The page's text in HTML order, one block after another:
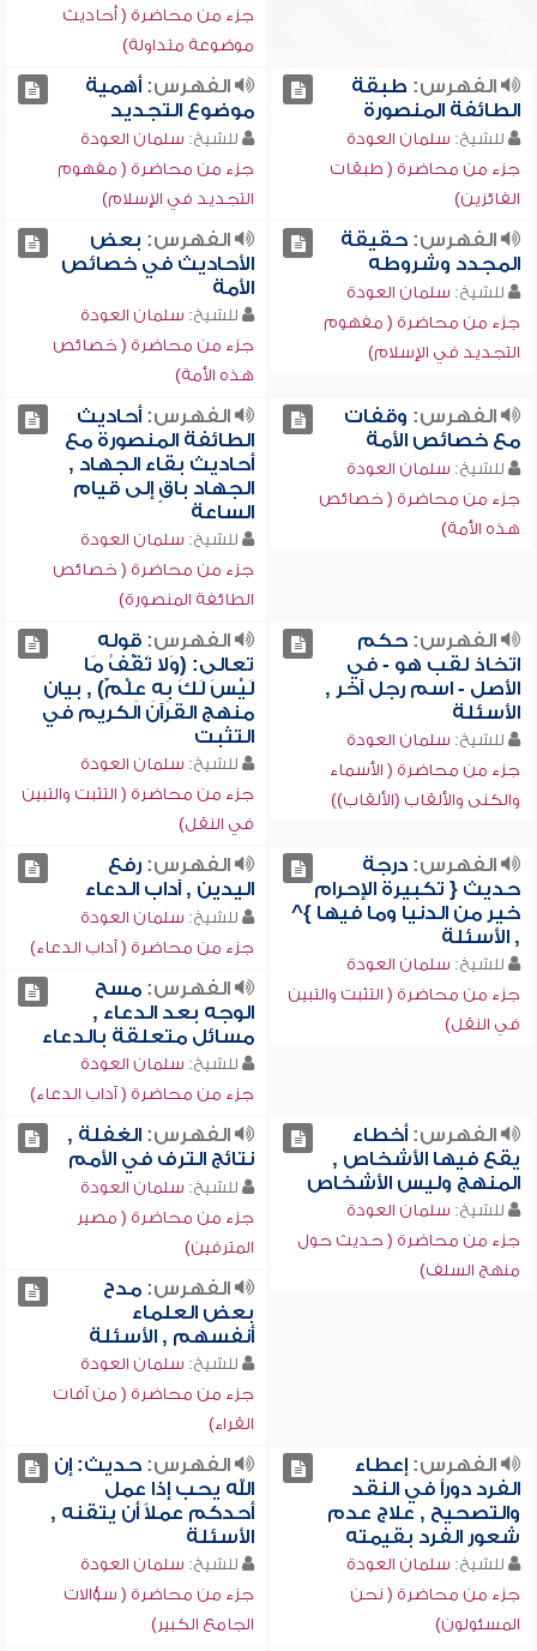
جزء من محاضرة ( أحاديث
موضوعة متداولة)
الفهرس: طبقة
الطائفة المنصورة
للشيخ: سلمان العودة
جزء من محاضرة ( طبقات
الفائزين)
الفهرس:أهمية
موضوع التجديد
للشيخ: سلمان العودة
جزء من محاضرة ( مفهوم
التجديد في الإسلام)
الفهرس:حقيقة
المجدد وشروطه
للشيخ: سلمان العودة
جزء من محاضرة ( مفهوم
التجديد في الإسلام)
الفهرس: بعض
الأحاديث في خصائص
الأمة
للشيخ: سلمان العودة
جزء من محاضرة ( خصائص
هذه الأمة)
الفهرس: وقفات
مع خصائص الأمة
للشيخ: سلمان العودة
جزء من محاضرة ( خصائص
هذه الأمة)
الفهرس:أحاديث
الطائفة المنصورة مع
أحاديث بقاء الجهاد ,
الجهاد باقٍ إلى قيام
الساعة
للشيخ: سلمان العودة
جزء من محاضرة ( خصائص
الطائفة المنصورة)
الفهرس:حكم
اتخاذ لقب هو - في
الأصل - اسم رجل آخر ,
الأسئلة
للشيخ: سلمان العودة
جزء من محاضرة ( الأسماء
والكنى والألقاب (الألقاب))
الفهرس:قوله
تعالى: (وَلا تَقْفُ مَا
لَيْسَ لَكَ بِهِ عِلْمٌ) , بيان
منهج القرآن الكريم في
التثبت
للشيخ: سلمان العودة
جزء من محاضرة ( التثبت والتبين
في النقل)
الفهرس:درجة
حديث { تكبيرة الإحرام
خير من الدنيا وما فيها }^
, الأسئلة
للشيخ: سلمان العودة
جزء من محاضرة ( التثبت والتبين
في النقل)
الفهرس:رفع
اليدين , آداب الدعاء
للشيخ: سلمان العودة
جزء من محاضرة ( آداب الدعاء)
الفهرس:مسح
الوجه بعد الدعاء ,
مسائل متعلقة بالدعاء
للشيخ: سلمان العودة
جزء من محاضرة ( آداب الدعاء)
الفهرس:أخطاء
يقع فيها الأشخاص ,
المنهج وليس الأشخاص
للشيخ: سلمان العودة
جزء من محاضرة ( حديث حول
منهج السلف)
الفهرس:الغفلة ,
نتائج الترف في الأمم
للشيخ: سلمان العودة
جزء من محاضرة ( مصير
المترفين)
الفهرس:مدح
بعض العلماء
أنفسهم , الأسئلة
للشيخ: سلمان العودة
جزء من محاضرة ( من آفات
القراء)
الفهرس:إعطاء
الفرد دوراً في النقد
والتصحيح , علاج عدم
شعور الفرد بقيمته
للشيخ: سلمان العودة
جزء من محاضرة ( نحن
المسئولون)
الفهرس:حديث: إن
الله يحب إذا عمل
أحدكم عملاً أن يتقنه ,
الأسئلة
للشيخ: سلمان العودة
جزء من محاضرة ( سؤالات
الجامع الكبير)